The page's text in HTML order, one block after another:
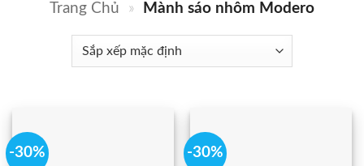
Trang Chủ » Mành sáo nhôm Modero
-30% -30%